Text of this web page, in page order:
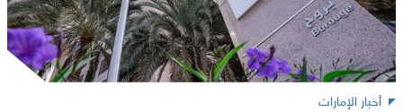
أخبار الإمارات